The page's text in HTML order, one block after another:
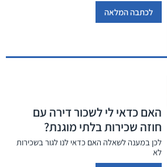
לכתבה המלאה
האם כדאי לי לשכור דירה עם
חוזה שכירות בלתי מוגנת?
לכן במענה לשאלה האם כדאי לנו לגור בשכירות
לא